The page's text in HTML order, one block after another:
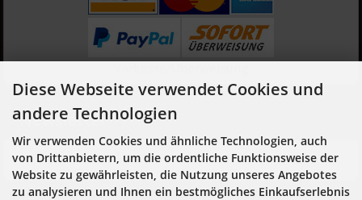
Newsletter
Hier geht es zur Newsletter-An- und Abmeldung
Diese Webseite verwendet Cookies und
andere Technologien
Wir verwenden Cookies und ähnliche Technologien, auch
von Drittanbietern, um die ordentliche Funktionsweise der
Website zu gewährleisten, die Nutzung unseres Angebotes
zu analysieren und Ihnen ein bestmögliches Einkaufserlebnis